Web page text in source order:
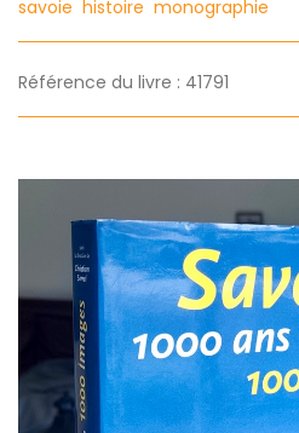
savoie histoire monographie
Référence du livre : 41791